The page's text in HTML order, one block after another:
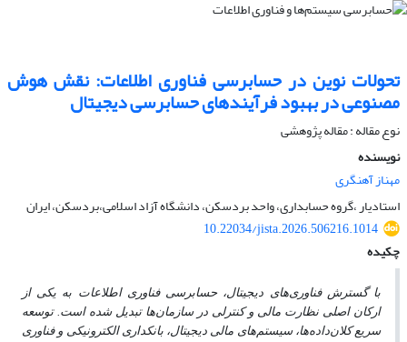
تحولات نوین در حسابرسی فناوری اطلاعات: نقش هوش
مصنوعی در بهبود فرآیندهای حسابرسی دیجیتال
نوع مقاله : مقاله پژوهشی
نویسنده
مهناز آهنگری
استادیار ،گروه حسابداری، واحد بردسکن، دانشگاه آزاد اسلامی،بردسکن، ایران
10.22034/jista.2026.506216.1014
چکیده
با گسترش فناوری‌های دیجیتال، حسابرسی فناوری اطلاعات به یکی از
ارکان اصلی نظارت مالی و کنترلی در سازمان‌ها تبدیل شده است. توسعه
سریع کلان‌داده‌ها، سیستم‌های مالی دیجیتال، بانکداری الکترونیکی و فناوری